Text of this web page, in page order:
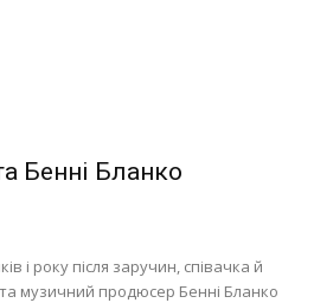
Бенні Бланко
і року після заручин, співачка й
музичний продюсер Бенні Бланко